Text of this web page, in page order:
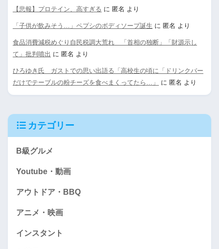
【悲報】プロテイン、高すぎる に 匿名 より
「子供が飲みそう…」ペプシのボディソープ誕生 に 匿名 より
食品消費減税めぐり自民税調大荒れ 「首相の独断」「財源示し
て」批判噴出 に 匿名 より
ひろゆき氏 ガストでの思い出語る「高校生の頃に「ドリンクバー
だけでテーブルの粉チーズを食べまくってたら…」
に 匿名 より
カテゴリー
B級グルメ
Youtube・動画
アウトドア・BBQ
アニメ・映画
インスタント